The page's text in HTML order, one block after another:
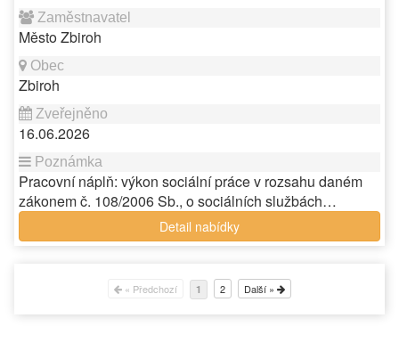
Město Zbiroh
Zbiroh
16.06.2026
Pracovní náplň: výkon sociální práce v rozsahu daném
zákonem č. 108/2006 Sb., o sociálních službách…
Detail nabídky
« Předchozí 1 2 Další »